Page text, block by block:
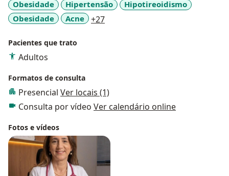
Obesidade Hipertensão
Hipotireoidismo
Obesidade
Acne +27a11y_sr_more_diseases
Pacientes que trato
Adultos
Formatos de consulta
Presencial Ver locais (1)
Consulta por vídeo Ver calendário online
Fotos e vídeos